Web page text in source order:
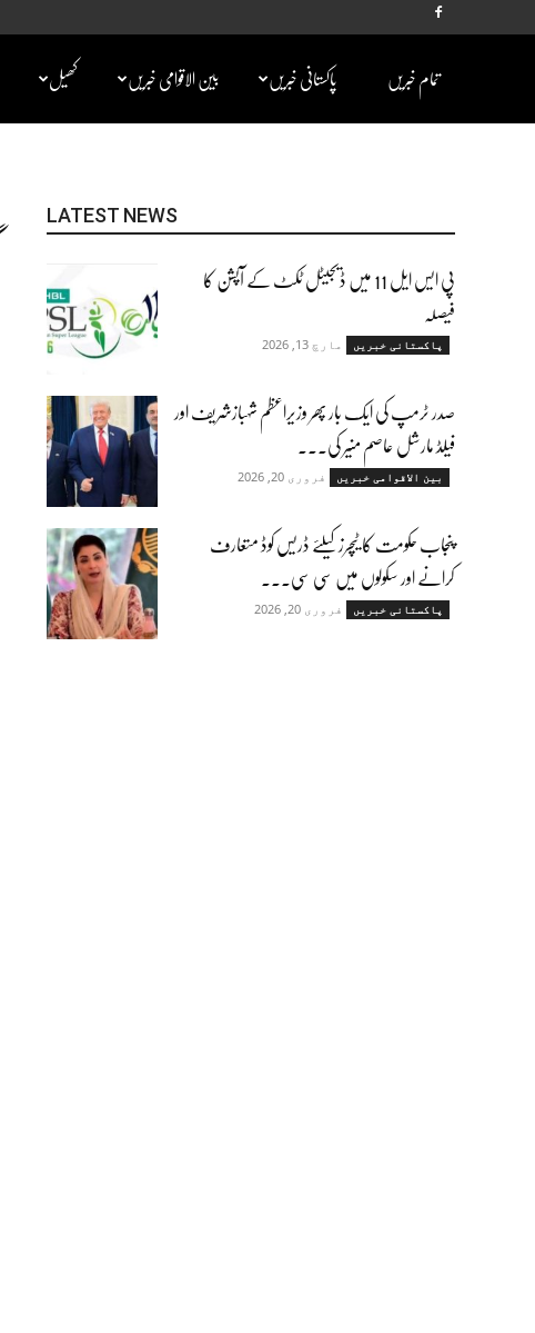
کھیل بین الاقوامی خبریں پاکستانی خبریں تمام خبریں
LATEST NEWS
پی ایس ایل 11 میں ڈیجیٹل ٹکٹ کے آپشن کا
فیصلہ
پاکستانی خبریں مارچ 13, 2026
صدر ٹرمپ کی ایک بار پھر وزیراعظم شہبازشریف اور
فیلڈ مارشل عاصم منیر کی...
بین الاقوامی خبریں فروری 20, 2026
پنجاب حکومت کا ٹیچرز کیلئے ڈریس کوڈ متعارف
کرانے اور سکولوں میں سی سی...
پاکستانی خبریں فروری 20, 2026